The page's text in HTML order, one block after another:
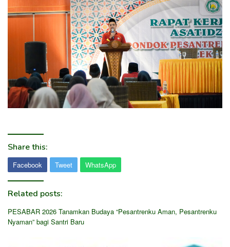
Share this:
Facebook Tweet WhatsApp
Related posts:
PESABAR 2026 Tanamkan Budaya “Pesantrenku Aman, Pesantrenku
Nyaman” bagi Santri Baru